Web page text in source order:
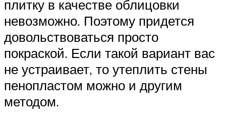
плитку в качестве облицовки
невозможно. Поэтому придется
довольствоваться просто
покраской. Если такой вариант вас
не устраивает, то утеплить стены
пенопластом можно и другим
методом.